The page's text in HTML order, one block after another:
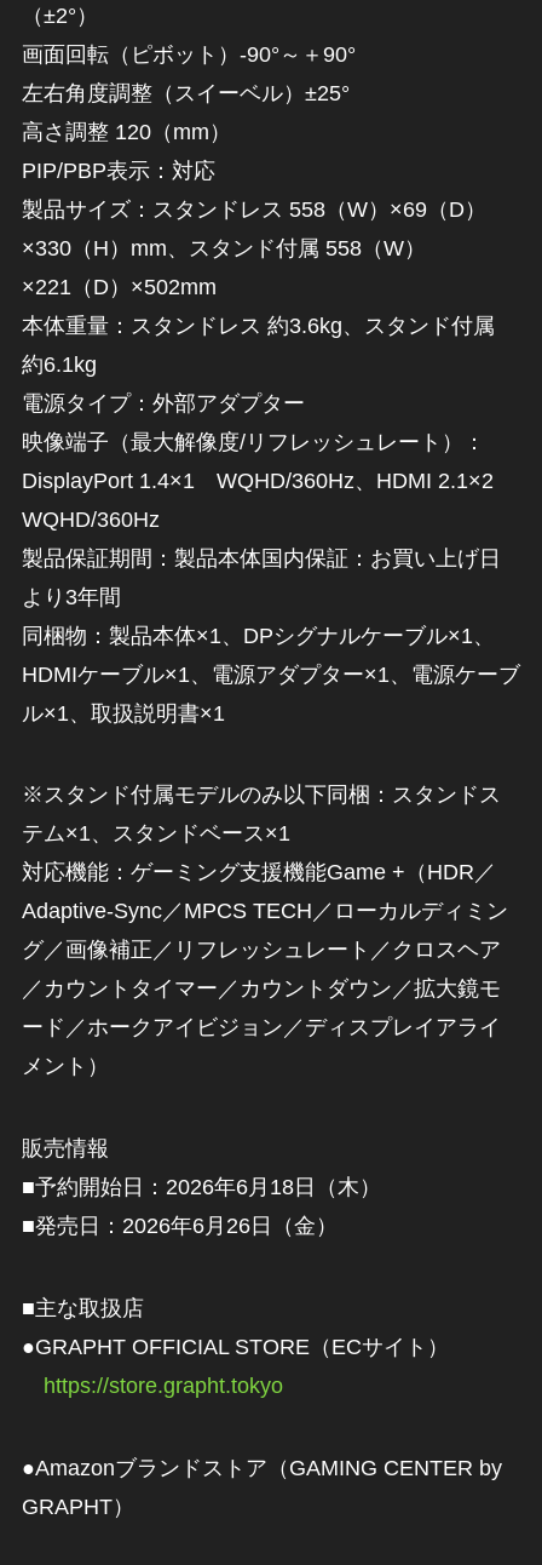
（±2°）
画面回転（ピボット）-90°～＋90°
左右角度調整（スイーベル）±25°
高さ調整 120（mm）
PIP/PBP表示：対応
製品サイズ：スタンドレス 558（W）×69（D）
×330（H）mm、スタンド付属 558（W）
×221（D）×502mm
本体重量：スタンドレス 約3.6kg、スタンド付属
約6.1kg
電源タイプ：外部アダプター
映像端子（最大解像度/リフレッシュレート）：
DisplayPort 1.4×1 WQHD/360Hz、HDMI 2.1×2
WQHD/360Hz
製品保証期間：製品本体国内保証：お買い上げ日
より3年間
同梱物：製品本体×1、DPシグナルケーブル×1、
HDMIケーブル×1、電源アダプター×1、電源ケーブ
ル×1、取扱説明書×1
※スタンド付属モデルのみ以下同梱：スタンドス
テム×1、スタンドベース×1
対応機能：ゲーミング支援機能Game +（HDR／
Adaptive-Sync／MPCS TECH／ローカルディミン
グ／画像補正／リフレッシュレート／クロスヘア
／カウントタイマー／カウントダウン／拡大鏡モ
ード／ホークアイビジョン／ディスプレイアライ
メント）
販売情報
■予約開始日：2026年6月18日（木）
■発売日：2026年6月26日（金）
■主な取扱店
●GRAPHT OFFICIAL STORE（ECサイト）
https://store.grapht.tokyo
●Amazonブランドストア（GAMING CENTER by
GRAPHT）